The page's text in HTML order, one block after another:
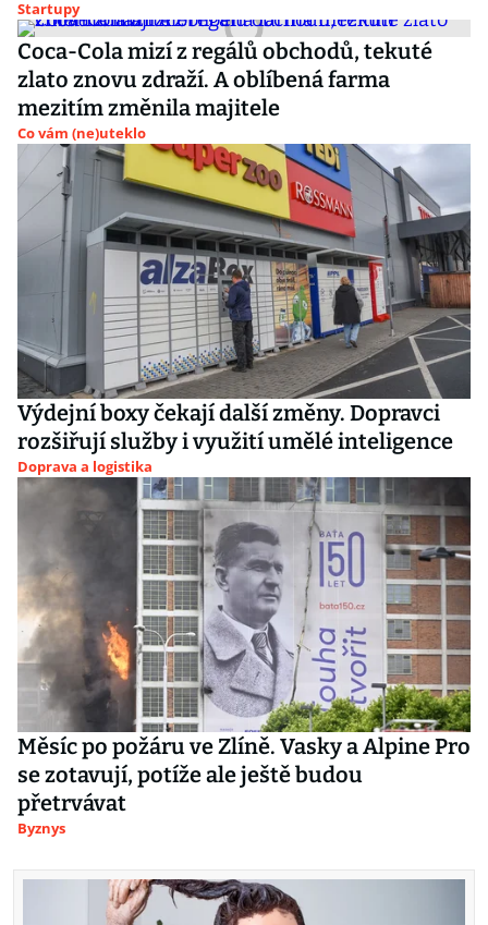
Startupy
Coca-Cola mizí z regálů obchodů, tekuté
zlato znovu zdraží. A oblíbená farma
mezitím změnila majitele
Co vám (ne)uteklo
Výdejní boxy čekají další změny. Dopravci
rozšiřují služby i využití umělé inteligence
Doprava a logistika
Měsíc po požáru ve Zlíně. Vasky a Alpine Pro
se zotavují, potíže ale ještě budou
přetrvávat
Byznys